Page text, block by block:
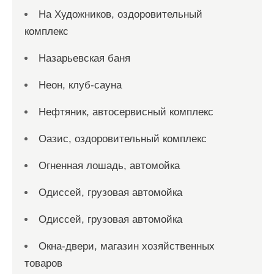
На Художников, оздоровительный
комплекс
Назарьевская баня
Неон, клуб-сауна
Нефтяник, автосервисный комплекс
Оазис, оздоровительный комплекс
Огненная лошадь, автомойка
Одиссей, грузовая автомойка
Одиссей, грузовая автомойка
Окна-двери, магазин хозяйственных
товаров